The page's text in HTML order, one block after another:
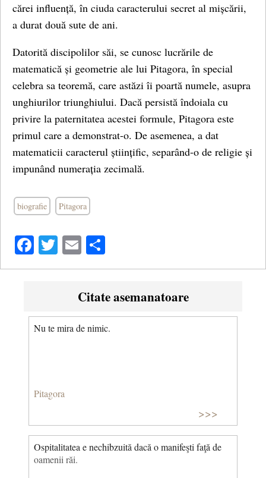
cărei influență, în ciuda caracterului secret al mișcării,
a durat două sute de ani.
Datorită discipolilor săi, se cunosc lucrările de
matematică și geometrie ale lui Pitagora, în special
celebra sa teoremă, care astăzi îi poartă numele, asupra
unghiurilor triunghiului. Dacă persistă îndoiala cu
privire la paternitatea acestei formule, Pitagora este
primul care a demonstrat-o. De asemenea, a dat
matematicii caracterul științific, separând-o de religie și
impunând numerația zecimală.
biografie Pitagora
Facebook
Twitter
Email
Citate asemanatoare
Nu te mira de nimic.
Pitagora
>>>
Ospitalitatea e nechibzuită dacă o manifeşti faţă de
oamenii răi.